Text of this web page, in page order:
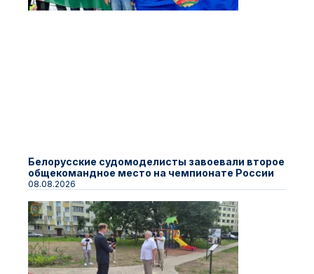
Белорусские судомоделисты завоевали второе
общекомандное место на чемпионате России
08.08.2026